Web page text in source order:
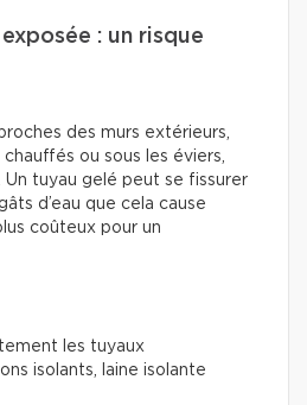
: un risque
des murs extérieurs,
ou sous les éviers,
Un tuyau gelé peut se fissurer
d’eau que cela cause
coûteux pour un
les tuyaux
isolants, laine isolante